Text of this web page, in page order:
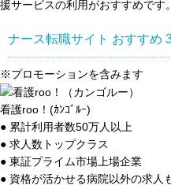
援サービスの利用がおすすめです。
ナース転職サイト おすすめ
※プロモーションを含みます
看護roo！(ｶﾝｺﾞﾙｰ)
● 累計利用者数50万人以上
● 求人数トップクラス
● 東証プライム市場上場企業
● 資格が活かせる病院以外の求人